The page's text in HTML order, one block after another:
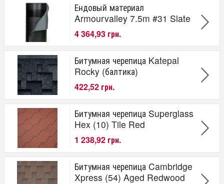
Ендовый материал
Armourvalley 7.5m #31 Slate
4 364,93 грн.
Битумная черепица Katepal
Rocky (балтика)
422,52 грн.
Битумная черепица Superglass
Hex (10) Tile Red
1 238,92 грн.
Битумная черепица Cambridge
Xpress (54) Aged Redwood